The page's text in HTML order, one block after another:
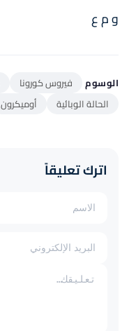
و م ع
الوسوم فيروس كورونا
الحالة الوبائية
أوميكرون
اترك تعليقاً